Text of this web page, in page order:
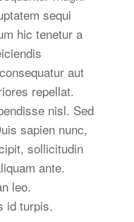
sequi
hic tenetur a
aut
repellat.
nisl. Sed
sapien nunc,
sollicitudin
ante.
leo.
id turpis.